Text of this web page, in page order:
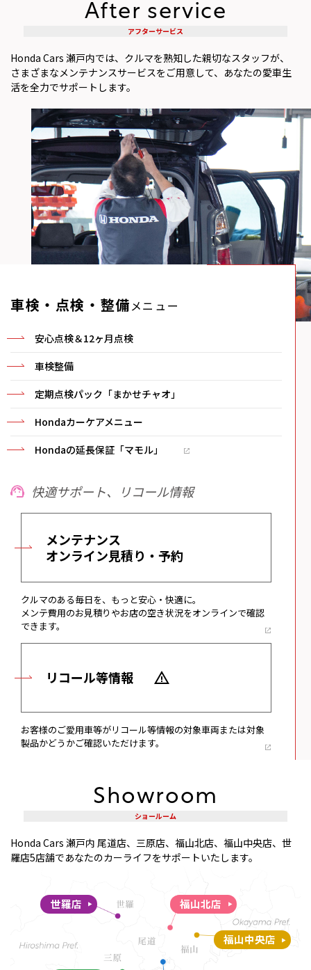
After service
アフターサービス
Honda Cars 瀬戸内では、クルマを熟知した親切なスタッフが、
さまざまなメンテナンスサービスをご用意して、あなたの愛車生
活を全力でサポートします。
車検・点検・整備メニュー
安心点検＆12ヶ月点検
車検整備
定期点検パック「まかせチャオ」
Hondaカーケアメニュー
Hondaの延長保証「マモル」
快適サポート、リコール情報
メンテナンス
オンライン見積り・予約
クルマのある毎日を、もっと安心・快適に。
メンテ費用のお見積りやお店の空き状況をオンラインで確認
できます。
リコール等情報
お客様のご愛用車等がリコール等情報の対象車両または対象
製品かどうかご確認いただけます。
Showroom
ショールーム
Honda Cars 瀬戸内 尾道店、三原店、福山北店、福山中央店、世
羅店5店舗であなたのカーライフをサポートいたします。
福山北店
福山中央店
世羅店